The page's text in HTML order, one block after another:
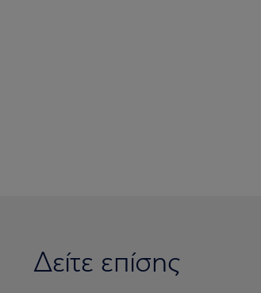
Δείτε επίσης